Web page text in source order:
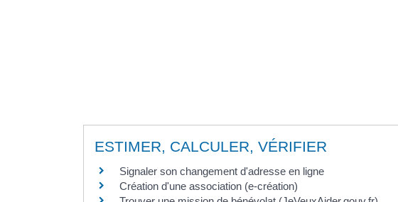
ESTIMER, CALCULER, VÉRIFIER
Signaler son changement d'adresse en ligne
Création d'une association (e-création)